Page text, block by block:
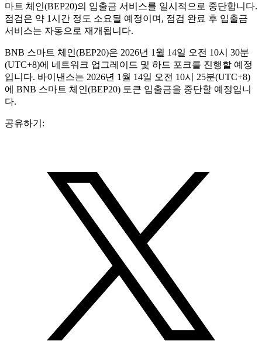
마트 체인(BEP20)의 입출금 서비스를 일시적으로 중단합니다.
점검은 약 1시간 정도 소요될 예정이며, 점검 완료 후 입출금
서비스는 자동으로 재개됩니다.
BNB 스마트 체인(BEP20)은 2026년 1월 14일 오전 10시 30분
(UTC+8)에 네트워크 업그레이드 및 하드 포크를 진행할 예정
입니다. 바이낸스는 2026년 1월 14일 오전 10시 25분(UTC+8)
에 BNB 스마트 체인(BEP20) 토큰 입출금을 중단할 예정입니
다.
공유하기: